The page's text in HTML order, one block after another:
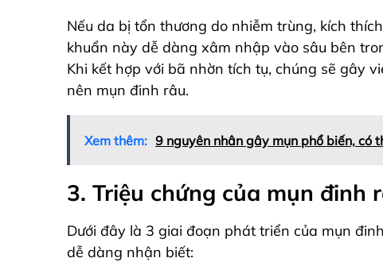
Nếu da bị tổn thương do nhiễm trùng, kích
khuẩn này dễ dàng xâm nhập vào sâu bên
Khi kết hợp với bã nhờn tích tụ, chúng sẽ gây
nên mụn đinh râu.
Xem thêm: 9 nguyên nhân gây mụn phổ biến, có
3. Triệu chứng của mụn đinh
Dưới đây là 3 giai đoạn phát triển của mụn
dễ dàng nhận biết: